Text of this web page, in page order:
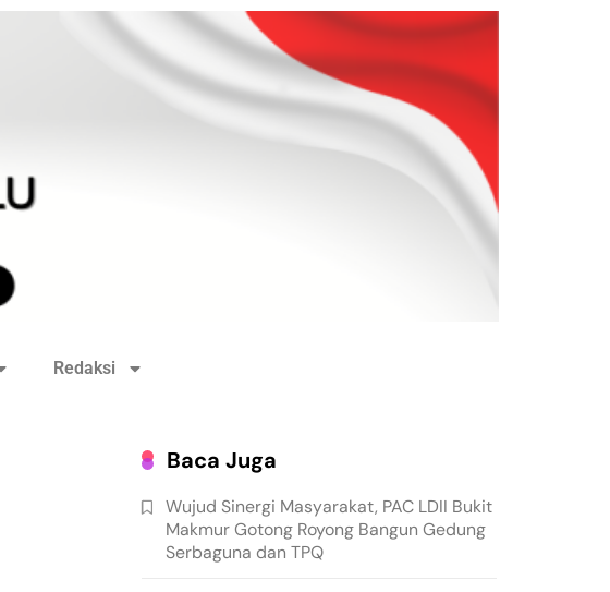
Redaksi
Baca Juga
Wujud Sinergi Masyarakat, PAC LDII Bukit
Makmur Gotong Royong Bangun Gedung
Serbaguna dan TPQ